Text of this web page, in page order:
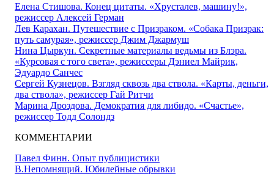
Елена Стишова. Конец цитаты. «Хрусталев, машину!»,
режиссер Алексей Герман
Лев Карахан. Путешествие с Призраком. «Собака Призрак:
путь самурая», режиссер Джим Джармуш
Нина Цыркун. Секретные материалы ведьмы из Блэра.
«Курсовая с того света», режиссеры Дэниел Майрик,
Эдуардо Санчес
Сергей Кузнецов. Взгляд сквозь два ствола. «Карты, деньги,
два ствола», режиссер Гай Ритчи
Марина Дроздова. Демократия для либидо. «Счастье»,
режиссер Тодд Солондз
КОММЕНТАРИИ
Павел Финн. Опыт публицистики
В.Непомнящий. Юбилейные обрывки